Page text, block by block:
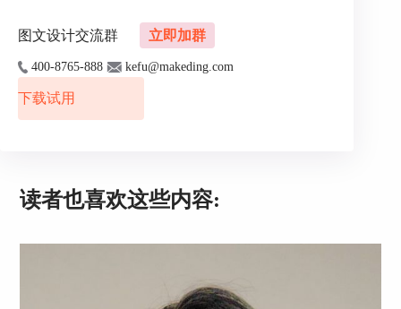
2.点击“背景处理”按钮，在“智能背景替换”窗口，
图文设计交流群 立即加群
400-8765-888 kefu@makeding.com
下载试用
读者也喜欢这些内容: